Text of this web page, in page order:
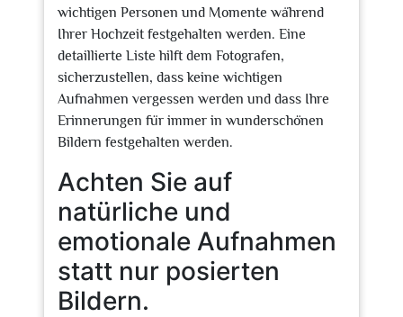
wichtigen Personen und Momente während
Ihrer Hochzeit festgehalten werden. Eine
detaillierte Liste hilft dem Fotografen,
sicherzustellen, dass keine wichtigen
Aufnahmen vergessen werden und dass Ihre
Erinnerungen für immer in wunderschönen
Bildern festgehalten werden.
Achten Sie auf
natürliche und
emotionale Aufnahmen
statt nur posierten
Bildern.